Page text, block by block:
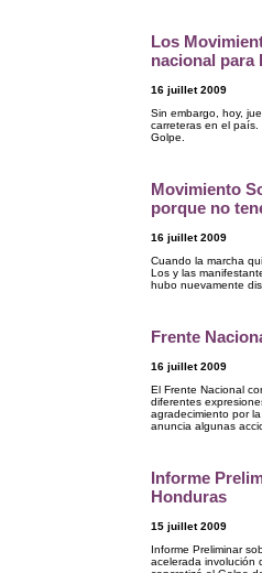
Los
nacional para
16 juillet 2009
Sin embargo, hoy,
carreteras en el país.
Golpe.
Movimiento
porque no
16 juillet 2009
Cuando la marcha
Los y las
hubo nuevamente
Frente
16 juillet 2009
El Frente Nacional
diferentes
agradecimiento por
anuncia algunas
Informe
Honduras
15 juillet 2009
Informe Preliminar
acelerada involución